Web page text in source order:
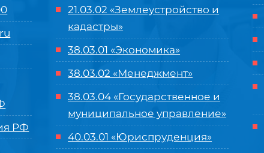
РФ
21.03.02 «Землеустройство и
кадастры»
38.03.01 «Экономика»
38.03.02 «Менеджмент»
38.03.04 «Государственное и
муниципальное управление»
40.03.01 «Юриспруденция»